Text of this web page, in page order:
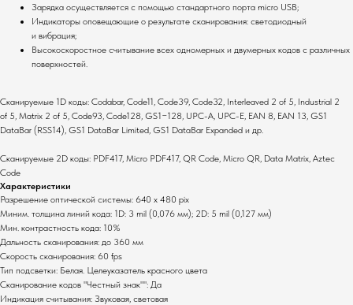
Зарядка осуществляется с помощью стандартного порта micro USB;
Индикаторы оповещающие о результате сканирования: светодиодный
и вибрация;
Высокоскоростное считывание всех одномерных и двумерных кодов с различных
поверхностей.
Сканируемые 1D коды: Codabar, Code11, Code39, Code32, Interleaved 2 of 5, Industrial 2
of 5, Matrix 2 of 5, Code93, Code128, GS1−128, UPC-A, UPC-E, EAN 8, EAN 13, GS1
DataBar (RSS14), GS1 DataBar Limited, GS1 DataBar Expanded и др.
Сканируемые 2D коды: PDF417, Micro PDF417, QR Code, Micro QR, Data Matrix, Aztec
Code
Характеристики
Разрешение оптической системы: 640 х 480 pix
Миним. толщина линий кода: 1D: 3 mil (0,076 мм); 2D: 5 mil (0,127 мм)
Мин. контрастность кода: 10%
Дальность сканирования: до 360 мм
Скорость сканирования: 60 fps
Тип подсветки: Белая. Целеуказатель красного цвета
Сканирование кодов "Честный знак"": Да
Индикация считывания: Звуковая, световая
Комплекты
Для ресторанов
Для магазинов
Полный каталог оборудования
О компании
Настройка систем
Сервисное
обслуживание
Основные услуги
Терминалы сбора данных
Фискальные регистраторы
Табло покупателя
Принтеры чеков Неттопы
Моноблоки